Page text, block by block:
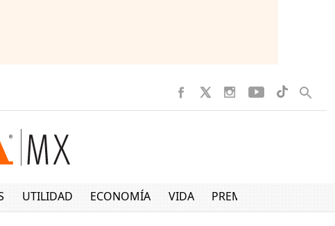
UTILIDAD ECONOMÍA VIDA PREMIUM